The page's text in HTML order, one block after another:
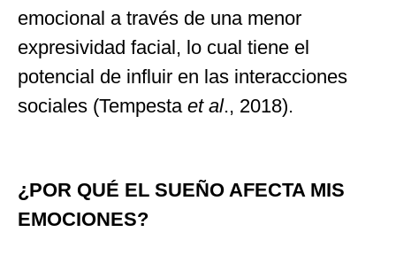
emocional a través de una menor
expresividad facial, lo cual tiene el
potencial de influir en las interacciones
sociales (Tempesta et al., 2018).
¿POR QUÉ EL SUEÑO AFECTA MIS
EMOCIONES?